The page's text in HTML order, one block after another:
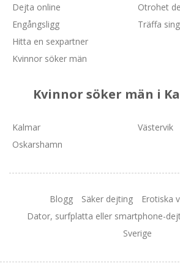
Dejta online
Engångsligg
Hitta en sexpartner
Kvinnor söker män
Otrohet
Träffa
Kvinnor söker män i
Kalmar
Oskarshamn
Västervik
Blogg Säker dejting
Erotiska
Dator, surfplatta eller smartphone-
Sverige